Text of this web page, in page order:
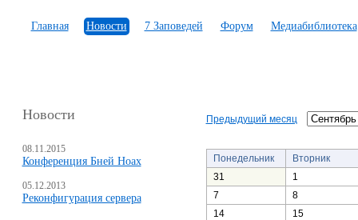
Главная Новости 7 Заповедей Форум Медиабиблиотека
Новости
08.11.2015
Конференция Бней Ноах
05.12.2013
Реконфигурация сервера
Предыдущий месяц
Понедельник
Вторник
31
1
7
8
14
15